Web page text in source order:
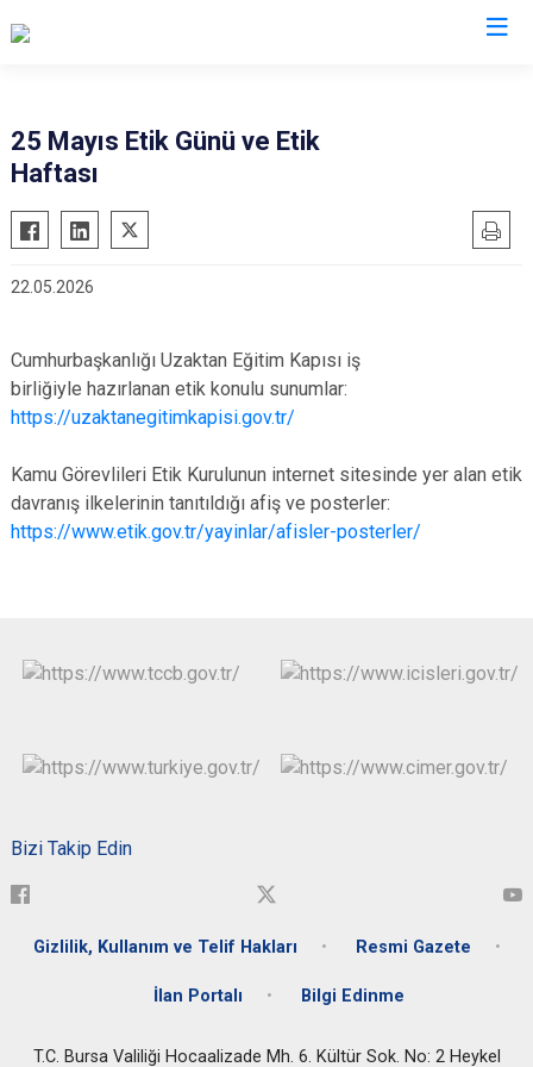
25 Mayıs Etik Günü ve Etik
Haftası
22.05.2026
Cumhurbaşkanlığı Uzaktan Eğitim Kapısı iş
birliğiyle hazırlanan etik konulu sunumlar:
https://uzaktanegitimkapisi.gov.tr/
Kamu Görevlileri Etik Kurulunun internet sitesinde yer alan etik
davranış ilkelerinin tanıtıldığı afiş ve posterler:
https://www.etik.gov.tr/yayinlar/afisler-posterler/
Bizi Takip Edin
Gizlilik, Kullanım ve Telif Hakları Resmi Gazete
İlan Portalı Bilgi Edinme
T.C. Bursa Valiliği Hocaalizade Mh. 6. Kültür Sok. No: 2 Heykel